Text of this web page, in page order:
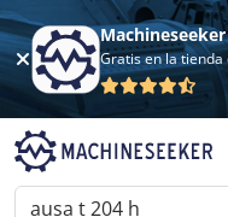
Machineseeker